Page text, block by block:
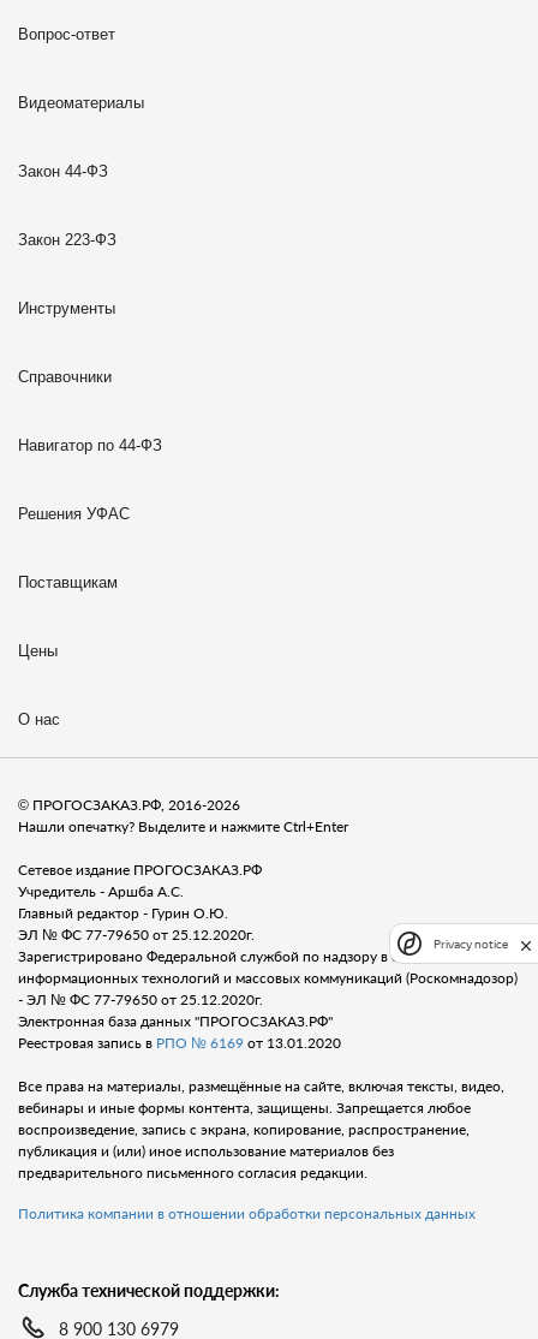
Вопрос-ответ
Видеоматериалы
Закон 44-ФЗ
Закон 223-ФЗ
Инструменты
Справочники
Навигатор по 44-ФЗ
Решения УФАС
Поставщикам
Цены
О нас
© ПРОГОСЗАКАЗ.РФ, 2016-2026
Нашли опечатку? Выделите и нажмите Ctrl+Enter
Сетевое издание ПРОГОСЗАКАЗ.РФ
Учредитель - Аршба А.С.
Главный редактор - Гурин О.Ю.
ЭЛ № ФС 77-79650 от 25.12.2020г.
Зарегистрировано Федеральной службой по надзору в сфере связи,
информационных технологий и массовых коммуникаций (Роскомнадозор)
- ЭЛ № ФС 77-79650 от 25.12.2020г.
Электронная база данных "ПРОГОСЗАКАЗ.РФ"
Реестровая запись в РПО № 6169 от 13.01.2020
Все права на материалы, размещённые на сайте, включая тексты, видео,
вебинары и иные формы контента, защищены. Запрещается любое
воспроизведение, запись с экрана, копирование, распространение,
публикация и (или) иное использование материалов без
предварительного письменного согласия редакции.
Политика компании в отношении обработки персональных данных
Служба технической поддержки:
8 900 130 6979
Privacy notice